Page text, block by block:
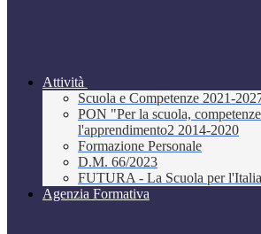
Attività
Scuola e Competenze 2021-
PON "Per la scuola,
l'apprendimento2 2014-2020
Formazione Personale
D.M. 66/2023
FUTURA - La Scuola per
Agenzia Formativa